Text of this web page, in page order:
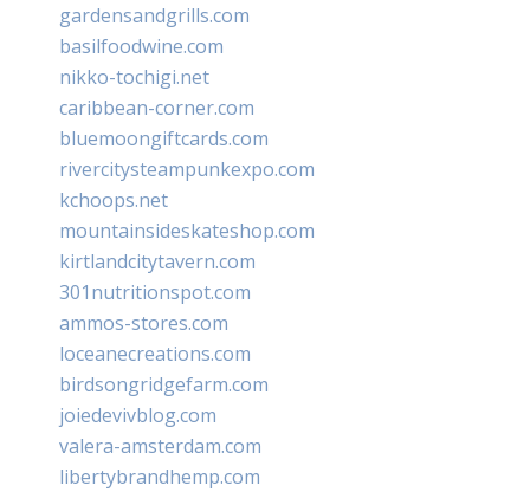
gardensandgrills.com
basilfoodwine.com
nikko-tochigi.net
caribbean-corner.com
bluemoongiftcards.com
rivercitysteampunkexpo.com
kchoops.net
mountainsideskateshop.com
kirtlandcitytavern.com
301nutritionspot.com
ammos-stores.com
loceanecreations.com
birdsongridgefarm.com
joiedevivblog.com
valera-amsterdam.com
libertybrandhemp.com